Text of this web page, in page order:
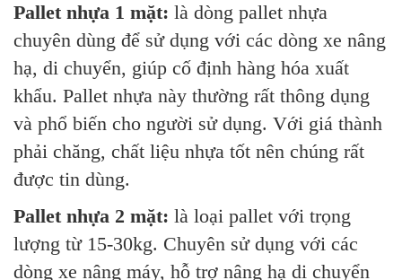
Pallet nhựa 1 mặt: là dòng pallet nhựa
chuyên dùng để sử dụng với các dòng xe nâng
hạ, di chuyển, giúp cố định hàng hóa xuất
khẩu. Pallet nhựa này thường rất thông dụng
và phổ biến cho người sử dụng. Với giá thành
phải chăng, chất liệu nhựa tốt nên chúng rất
được tin dùng.
Pallet nhựa 2 mặt: là loại pallet với trọng
lượng từ 15-30kg. Chuyên sử dụng với các
dòng xe nâng máy, hỗ trợ nâng hạ di chuyển